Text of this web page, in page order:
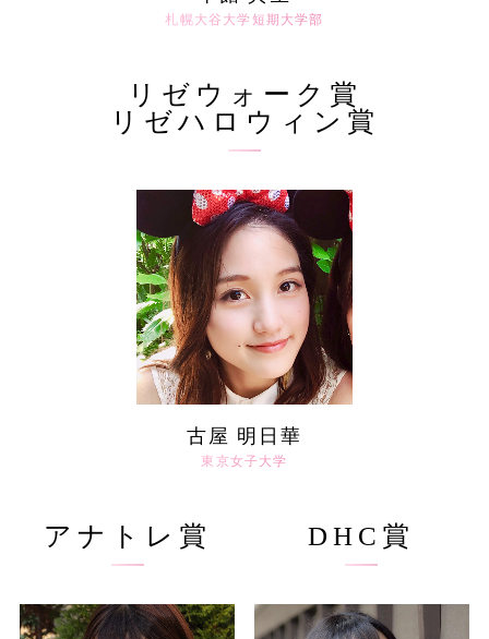
札幌大谷大学短期大学部
リゼウォーク賞
リゼハロウィン賞
古屋 明日華
東京女子大学
アナトレ賞 DHC賞